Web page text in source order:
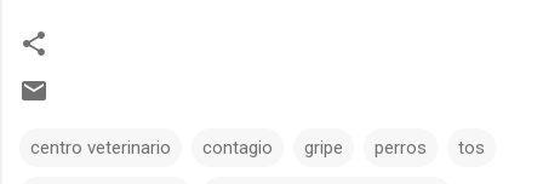
centro veterinario contagio gripe perros tos